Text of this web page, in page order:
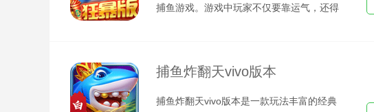
捕鱼游戏。游戏中玩家不仅要靠运气，还得
捕鱼炸翻天vivo版本
捕鱼炸翻天vivo版本是一款玩法丰富的经典